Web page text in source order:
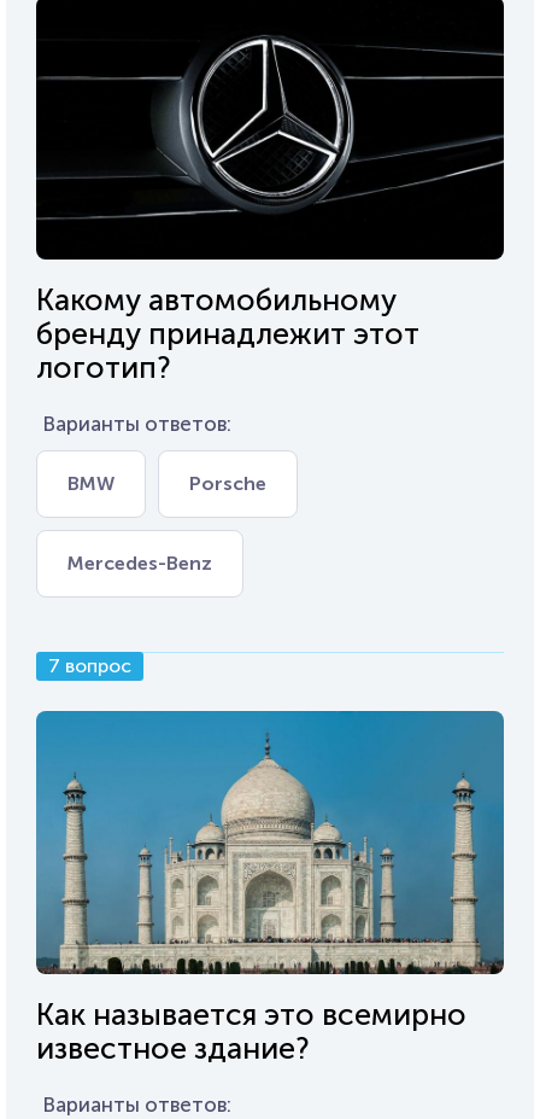
Какому автомобильному
бренду принадлежит этот
логотип?
Варианты ответов:
BMW Porsche
Mercedes-Benz
7 вопрос
Как называется это всемирно
известное здание?
Варианты ответов: